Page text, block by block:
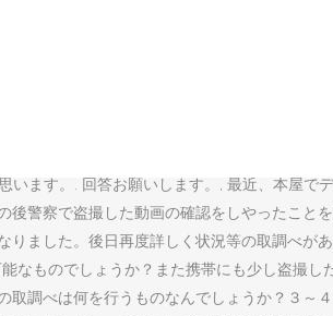
でセーフか警察に聞いてみた 2019年12月よ
います。. 回答お願いします。, 最近、本屋で
警察で盗撮した動画の確認をしやったこと
ました。後日再度詳しく状況等の取調べが
なものでしょうか？また携帯にも少し盗撮し
調べは何を行うものなんでしょうか？３～